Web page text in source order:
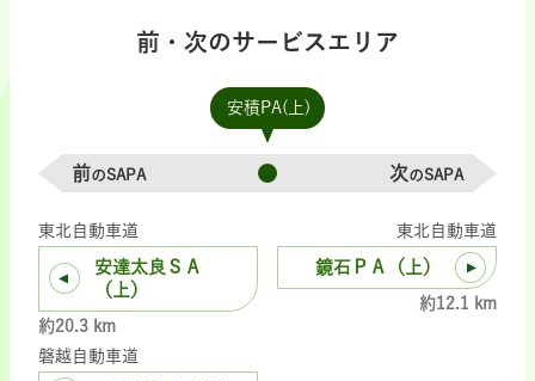
前・次のサービスエリア
安積PA(上)
前のSAPA 次のSAPA
東北自動車道
安達太良ＳＡ
（上）
約20.3 km
磐越自動車道
東北自動車道
鏡石ＰＡ（上）
約12.1 km